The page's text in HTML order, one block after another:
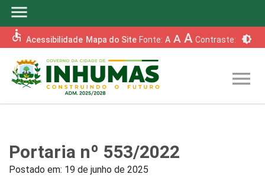
menu
accessible Acessibilidade Mapa do Site Fonte: A A A Contraste: brightness_6
menu
Portaria nº 553/2022
Postado em: 19 de junho de 2025